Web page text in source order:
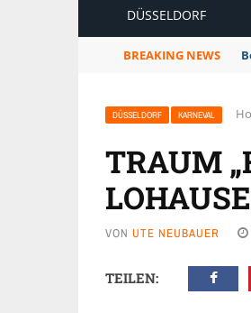
DÜSSELDORF
BREAKING NEWS
DÜSSELDORF KARNEVAL
TRAUM
LOHAUSE
VON UTE NEUBAUER
TEILEN: